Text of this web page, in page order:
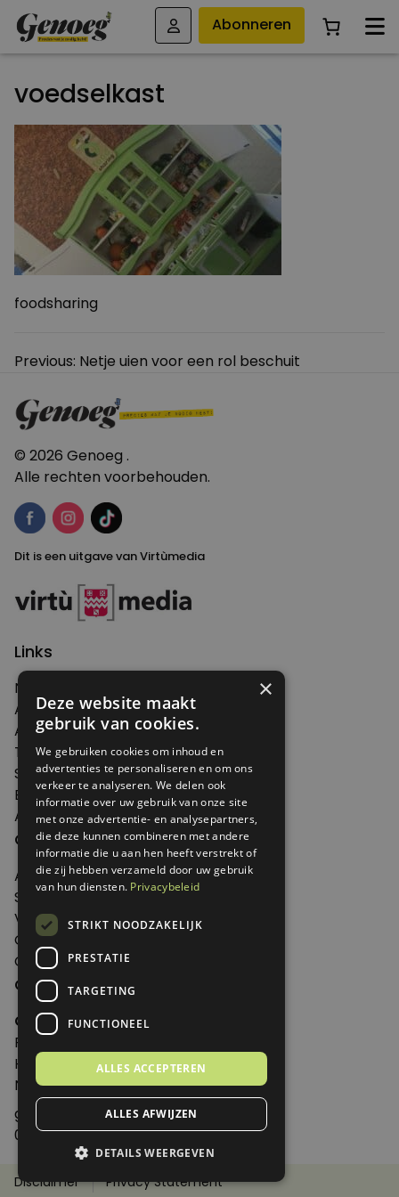
Abonneren
voedselkast
foodsharing
Bericht
Previous: Netje uien voor een rol beschuit
© 2026 Genoeg .
Alle rechten voorbehouden.
Dit is een uitgave van Virtùmedia
Links
Nieuws
Artikelen
Agenda
Thema's
Shop
Edities
Abonneren
Over Genoeg
Adverteren
Samenwerken
Verkooppunten
Over Genoeg
Contact
Contactgegevens
Genoeg
Postbus 595 - 3700 AN Zeist
Huis ter Heideweg 13 - 3705MA Zeist
Nederland
genoeg@spabonneeservice.nl
088-1102091
Disclaimer Privacy Statement
×
Deze website maakt
gebruik van cookies.
We gebruiken cookies om inhoud en
advertenties te personaliseren en om ons
verkeer te analyseren. We delen ook
informatie over uw gebruik van onze site
met onze advertentie- en analysepartners,
die deze kunnen combineren met andere
informatie die u aan hen heeft verstrekt of
die zij hebben verzameld door uw gebruik
van hun diensten. Privacybeleid
STRIKT NOODZAKELIJK
PRESTATIE
TARGETING
FUNCTIONEEL
ALLES ACCEPTEREN
ALLES AFWIJZEN
DETAILS WEERGEVEN